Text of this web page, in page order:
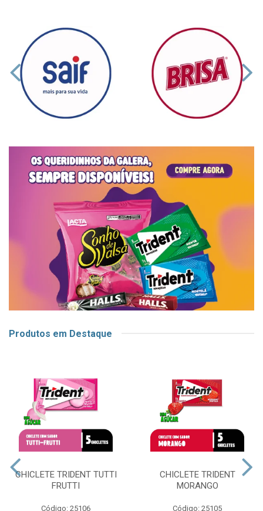
Produtos em Destaque
CHICLETE TRIDENT TUTTI
FRUTTI
Código: 25106
CHICLETE TRIDENT
MORANGO
Código: 25105